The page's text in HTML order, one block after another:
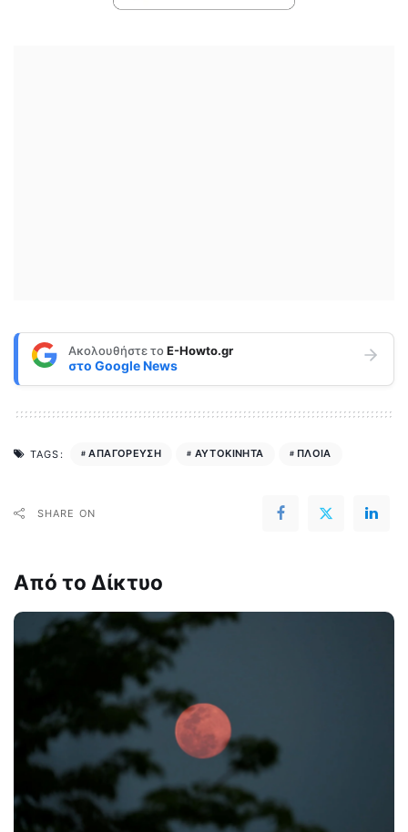
Ακολουθήστε τοE-Howto.gr
στο Google News
TAGS: ΑΠΑΓΟΡΕΥΣΗ ΑΥΤΟΚΙΝΗΤΑ ΠΛΟΙΑ
SHARE ON
Από το Δίκτυο